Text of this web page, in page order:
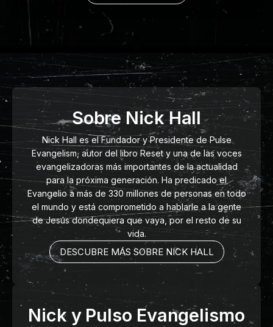
Sobre Nick Hall
Nick Hall es el Fundador y Presidente de Pulse
Evangelism, autor del libro Reset y una de las voces
evangelizadoras más importantes de la actualidad
para la próxima generación. Ha predicado el
Evangelio a más de 330 millones de personas en todo
el mundo y está comprometido a hablarle a la gente
de Jesús dondequiera que vaya, por el resto de su
vida.
DESCUBRE MÁS SOBRE NICK HALL
Nick y Pulso Evangelismo